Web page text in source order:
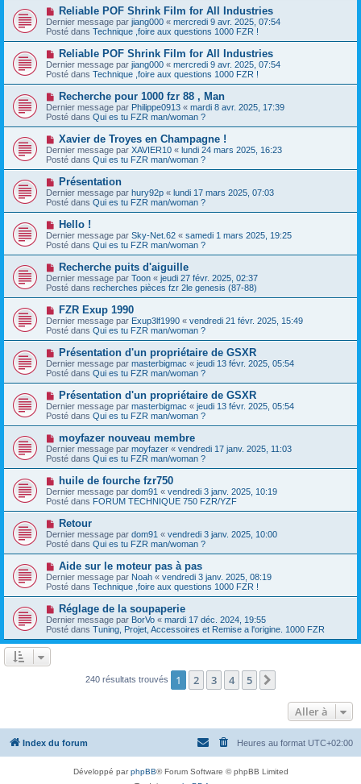
e
s
a
g
e
e
a
u
m
e
s
a
g
e
N
o
u
v
e
a
u
m
e
s
a
g
e
Reliable POF Shrink Film for All Industries
Dernier message par jiang000 « mercredi 9 avr. 2025, 07:54
Posté dans Technique ,foire aux questions 1000 FZR !
N
o
u
v
e
a
u
m
e
s
s
a
g
e
Reliable POF Shrink Film for All Industries
Dernier message par jiang000 « mercredi 9 avr. 2025, 07:54
Posté dans Technique ,foire aux questions 1000 FZR !
N
o
u
v
e
a
u
m
e
s
a
g
e
Recherche pour 1000 fzr 88 , Man
Dernier message par Philippe0913 « mardi 8 avr. 2025, 17:39
Posté dans Qui es tu FZR man/woman ?
N
o
u
v
e
a
u
m
e
s
a
g
e
Xavier de Troyes en Champagne !
Dernier message par XAVIER10 « lundi 24 mars 2025, 16:23
Posté dans Qui es tu FZR man/woman ?
N
o
u
v
e
a
u
m
e
s
a
g
e
Présentation
Dernier message par hury92p « lundi 17 mars 2025, 07:03
Posté dans Qui es tu FZR man/woman ?
N
o
u
v
e
a
u
m
e
s
a
g
e
Hello !
Dernier message par Sky-Net.62 « samedi 1 mars 2025, 19:25
Posté dans Qui es tu FZR man/woman ?
N
o
u
v
e
a
u
m
e
s
a
g
e
Recherche puits d'aiguille
Dernier message par Toon « jeudi 27 févr. 2025, 02:37
Posté dans recherches pièces fzr 2le genesis (87-88)
N
o
u
v
e
a
u
m
e
s
a
g
FZR Exup 1990
Dernier message par Exup3lf1990 « vendredi 21 févr. 2025, 15:49
Posté dans Qui es tu FZR man/woman ?
N
o
u
v
e
a
u
m
e
s
s
a
g
e
Présentation d'un propriétaire de GSXR
Dernier message par masterbigmac « jeudi 13 févr. 2025, 05:54
Posté dans Qui es tu FZR man/woman ?
N
o
u
v
a
u
m
e
s
a
g
e
Présentation d'un propriétaire de GSXR
Dernier message par masterbigmac « jeudi 13 févr. 2025, 05:54
Posté dans Qui es tu FZR man/woman ?
N
o
u
v
e
a
u
m
e
s
a
g
moyfazer nouveau membre
Dernier message par moyfazer « vendredi 17 janv. 2025, 11:03
Posté dans Qui es tu FZR man/woman ?
N
o
u
v
e
a
u
m
e
s
s
a
g
e
huile de fourche fzr750
Dernier message par dom91 « vendredi 3 janv. 2025, 10:19
Posté dans FORUM TECHNIQUE 750 FZR/YZF
N
o
u
v
a
u
m
e
s
a
g
e
Retour
Dernier message par dom91 « vendredi 3 janv. 2025, 10:00
Posté dans Qui es tu FZR man/woman ?
N
o
u
v
e
a
u
m
e
Aide sur le moteur pas à pas
Dernier message par Noah « vendredi 3 janv. 2025, 08:19
Posté dans Technique ,foire aux questions 1000 FZR !
N
o
u
v
e
Réglage de la soupaperie
Dernier message par BorVo « mardi 17 déc. 2024, 19:55
Posté dans Tuning, Projet, Accessoires et Remise a l'origine. 1000 FZR
240 résultats trouvés 1 2 3 4 5
Aller à
Index du forum Heures au format UTC+02:00
Développé parphpBB® Forum Software © phpBB Limited